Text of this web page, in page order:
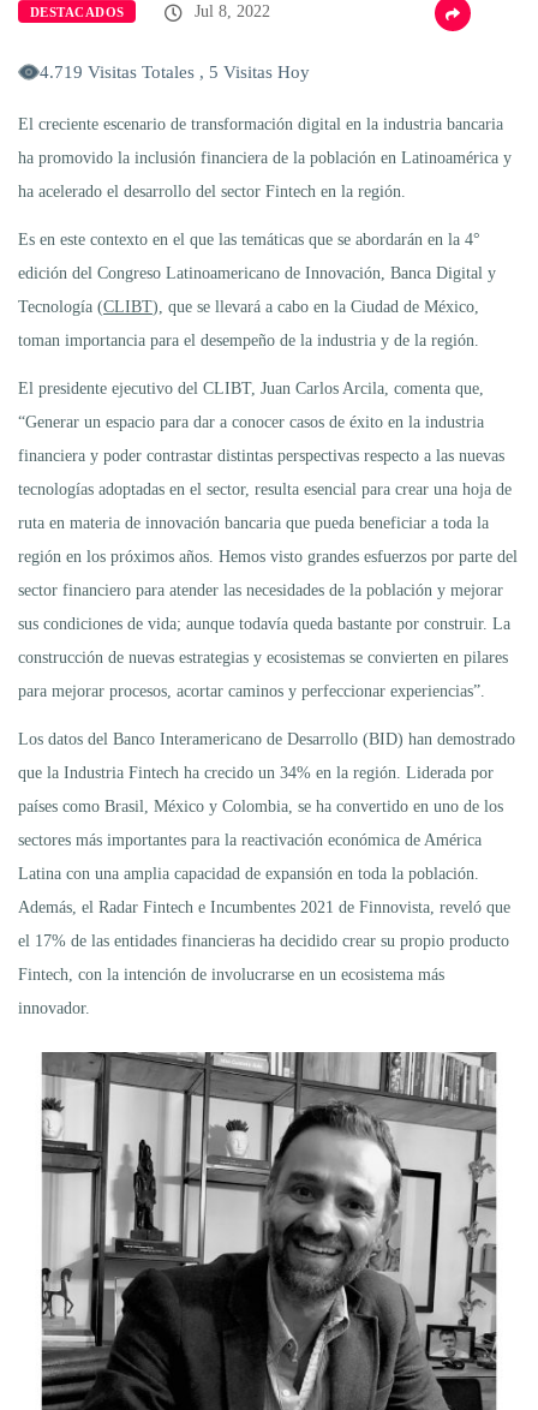
DESTACADOS Jul 8, 2022
4.719 Visitas Totales , 5 Visitas Hoy
El creciente escenario de transformación digital en la industria bancaria
ha promovido la inclusión financiera de la población en Latinoamérica y
ha acelerado el desarrollo del sector Fintech en la región.
Es en este contexto en el que las temáticas que se abordarán en la 4°
edición del Congreso Latinoamericano de Innovación, Banca Digital y
Tecnología (CLIBT), que se llevará a cabo en la Ciudad de México,
toman importancia para el desempeño de la industria y de la región.
El presidente ejecutivo del CLIBT, Juan Carlos Arcila, comenta que,
“Generar un espacio para dar a conocer casos de éxito en la industria
financiera y poder contrastar distintas perspectivas respecto a las nuevas
tecnologías adoptadas en el sector, resulta esencial para crear una hoja de
ruta en materia de innovación bancaria que pueda beneficiar a toda la
región en los próximos años. Hemos visto grandes esfuerzos por parte del
sector financiero para atender las necesidades de la población y mejorar
sus condiciones de vida; aunque todavía queda bastante por construir. La
construcción de nuevas estrategias y ecosistemas se convierten en pilares
para mejorar procesos, acortar caminos y perfeccionar experiencias”.
Los datos del Banco Interamericano de Desarrollo (BID) han demostrado
que la Industria Fintech ha crecido un 34% en la región. Liderada por
países como Brasil, México y Colombia, se ha convertido en uno de los
sectores más importantes para la reactivación económica de América
Latina con una amplia capacidad de expansión en toda la población.
Además, el Radar Fintech e Incumbentes 2021 de Finnovista, reveló que
el 17% de las entidades financieras ha decidido crear su propio producto
Fintech, con la intención de involucrarse en un ecosistema más
innovador.